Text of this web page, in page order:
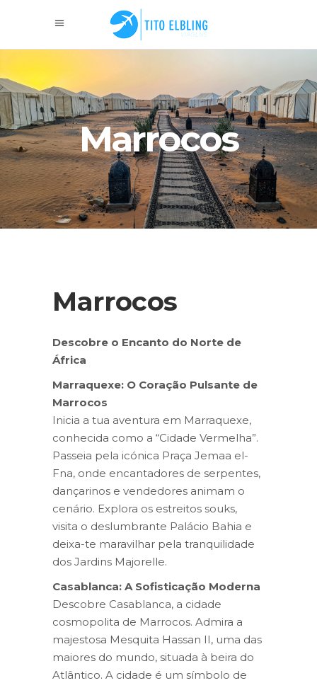
Marrocos
Marrocos
Descobre o Encanto do Norte de
África
Marraquexe: O Coração Pulsante de
Marrocos
Inicia a tua aventura em Marraquexe,
conhecida como a “Cidade Vermelha”.
Passeia pela icónica Praça Jemaa el-
Fna, onde encantadores de serpentes,
dançarinos e vendedores animam o
cenário. Explora os estreitos souks,
visita o deslumbrante Palácio Bahia e
deixa-te maravilhar pela tranquilidade
dos Jardins Majorelle.
Casablanca: A Sofisticação Moderna
Descobre Casablanca, a cidade
cosmopolita de Marrocos. Admira a
majestosa Mesquita Hassan II, uma das
maiores do mundo, situada à beira do
Atlântico. A cidade é um símbolo de